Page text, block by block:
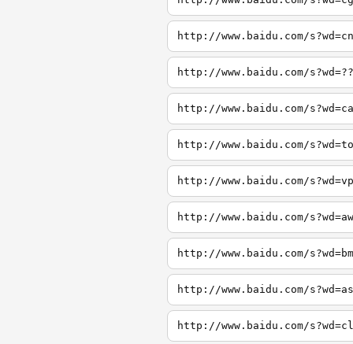
http://www.baidu.com/
http://www.baidu.com/
http://www.baidu.com/
http://www.baidu.com/
http://www.baidu.com/
http://www.baidu.com/
http://www.baidu.com/
http://www.baidu.com/
http://www.baidu.com/